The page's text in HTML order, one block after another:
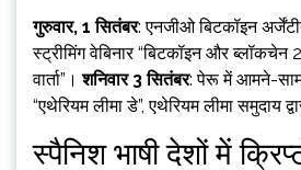
गुरुवार, 1 सितंबर: एनजीओ बिटकॉइन
स्ट्रीमिंग वेबिनार “बिटकॉइन और ब्लॉकचेन
वार्ता”।शनिवार 3 सितंबर: पेरू में आमने-
“एथेरियम लीमा डे”, एथेरियम लीमा समुदाय
स्पैनिश भाषी देशों में